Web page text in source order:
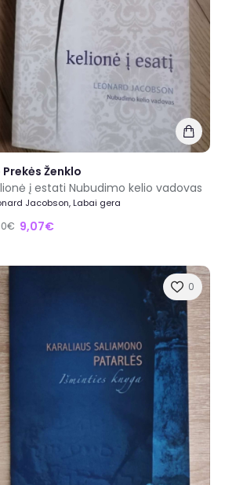
Prekės Ženklo
į estati Nubudimo kelio vadovas
Jacobson, Labai gera
9,07€
0